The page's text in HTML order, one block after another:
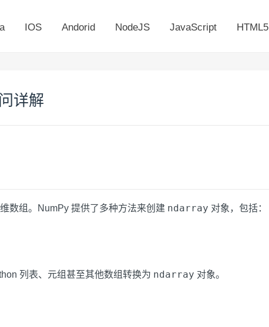
IOS Andorid NodeJS JavaScript HTML5
详解
数组。NumPy 提供了多种方法来创建 ndarray 对象，包括：
列表、元组甚至其他数组转换为 ndarray 对象。